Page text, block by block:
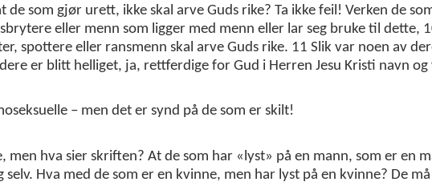
de som gjør urett, ikke skal arve Guds rike? Ta ikke feil! Verken de
eller menn som ligger med menn eller lar seg bruke til dette,
spottere eller ransmenn skal arve Guds rike. 11 Slik var noen av
er blitt helliget, ja, rettferdige for Gud i Herren Jesu Kristi navn og
– men det er synd på de som er skilt!
men hva sier skriften? At de som har «lyst» på en mann, som er en
selv. Hva med de som er en kvinne, men har lyst på en kvinne? De